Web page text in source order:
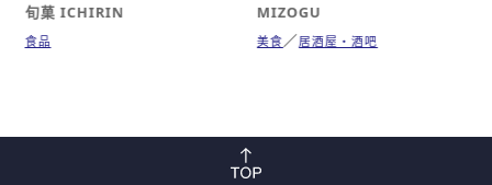
旬菓 ICHIRIN
食品
MIZOGU
美食 居酒屋・酒吧